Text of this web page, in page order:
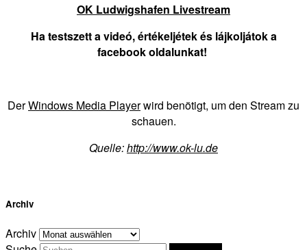
OK Ludwigshafen Livestream
Ha testszett a videó, értékeljétek és lájkoljátok a
facebook oldalunkat!
DerWindows Media Playerwird benötigt, um den Stream zu
schauen.
Quelle:http://www.ok-lu.de
Archiv
Archiv